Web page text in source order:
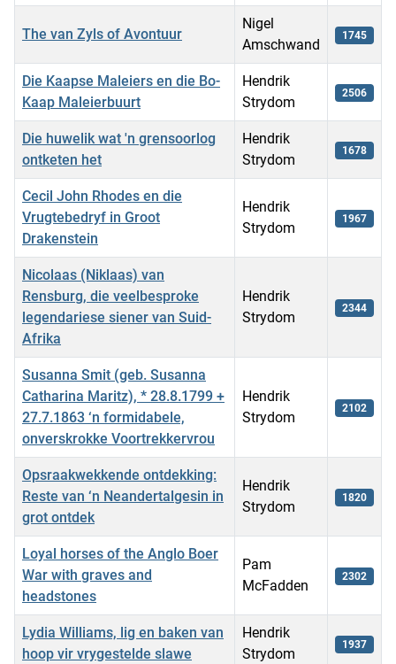
The van Zyls of Avontuur
Nigel
Amschwand
1745
Die Kaapse Maleiers en die Bo-
Kaap Maleierbuurt
Hendrik
Strydom
2506
Die huwelik wat 'n grensoorlog
ontketen het
Hendrik
Strydom
1678
Cecil John Rhodes en die
Vrugtebedryf in Groot
Drakenstein
Hendrik
Strydom
1967
Nicolaas (Niklaas) van
Rensburg, die veelbesproke
legendariese siener van Suid-
Afrika
Hendrik
Strydom
2344
Susanna Smit (geb. Susanna
Catharina Maritz), * 28.8.1799 +
27.7.1863 ‘n formidabele,
onverskrokke Voortrekkervrou
Hendrik
Strydom
2102
Opsraakwekkende ontdekking:
Reste van ‘n Neandertalgesin in
grot ontdek
Hendrik
Strydom
1820
Loyal horses of the Anglo Boer
War with graves and
headstones
Pam
McFadden
2302
Lydia Williams, lig en baken van
hoop vir vrygestelde slawe
Hendrik
Strydom
1937